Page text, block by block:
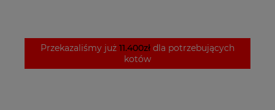
Przekazaliśmy już 11.400zł dla potrzebujących
kotów